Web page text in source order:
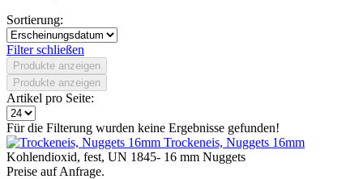
Sortierung:
Filter schließen
Produkte anzeigen
Produkte anzeigen
Artikel pro Seite:
Für die Filterung wurden keine Ergebnisse gefunden!
Trockeneis, Nuggets 16mm
Kohlendioxid, fest, UN 1845- 16 mm Nuggets
Preise auf Anfrage.